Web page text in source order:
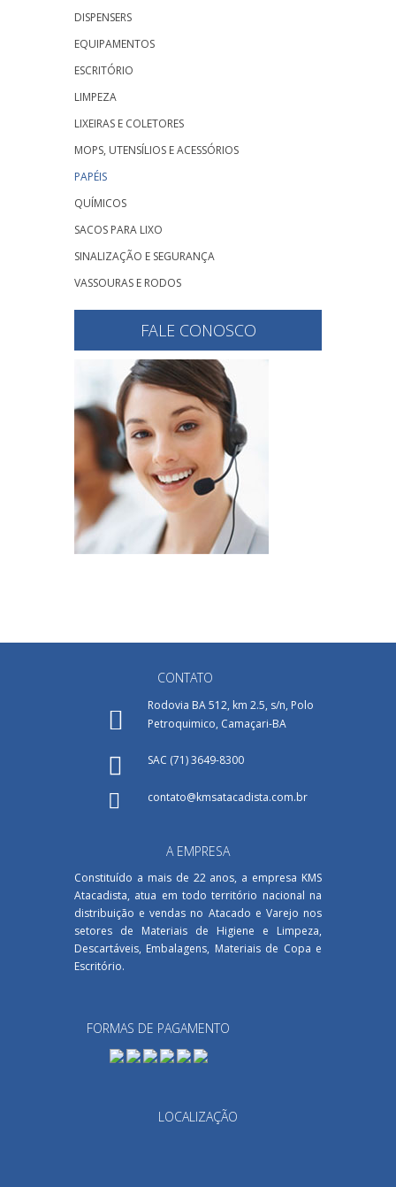
DISPENSERS
EQUIPAMENTOS
ESCRITÓRIO
LIMPEZA
LIXEIRAS E COLETORES
MOPS, UTENSÍLIOS E ACESSÓRIOS
PAPÉIS
QUÍMICOS
SACOS PARA LIXO
SINALIZAÇÃO E SEGURANÇA
VASSOURAS E RODOS
FALE CONOSCO
CONTATO
Rodovia BA 512, km 2.5, s/n, Polo
Petroquimico, Camaçari-BA
SAC (71) 3649-8300
contato@kmsatacadista.com.br
A EMPRESA
Constituído a mais de 22 anos, a empresa KMS
Atacadista, atua em todo território nacional na
distribuição e vendas no Atacado e Varejo nos
setores de Materiais de Higiene e Limpeza,
Descartáveis, Embalagens, Materiais de Copa e
Escritório.
FORMAS DE PAGAMENTO
LOCALIZAÇÃO